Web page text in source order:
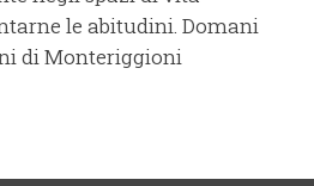
le abitudini. Domani
di Monteriggioni